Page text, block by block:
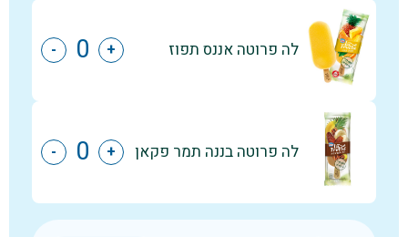
לה פרוטה אננס תפוז +
-
לה פרוטה בננה תמר פקאן +
-